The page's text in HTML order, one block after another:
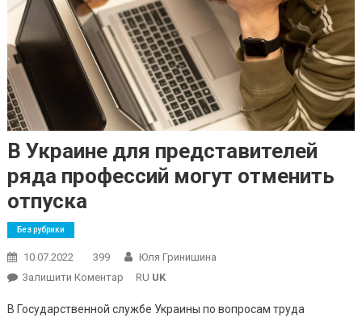
В Украине для представителей
ряда профессий могут отменить
отпуска
Без рубрики
10.07.2022 399
Юля Гринишина
Залишити КоментарOn
Украине
RU UK
В Государственной службе Украины по вопросам труда